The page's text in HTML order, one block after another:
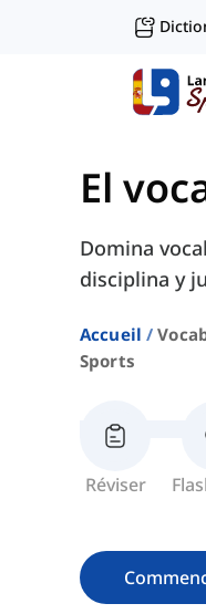
El
Domina
disciplina y
Accueil
Sports
Réviser